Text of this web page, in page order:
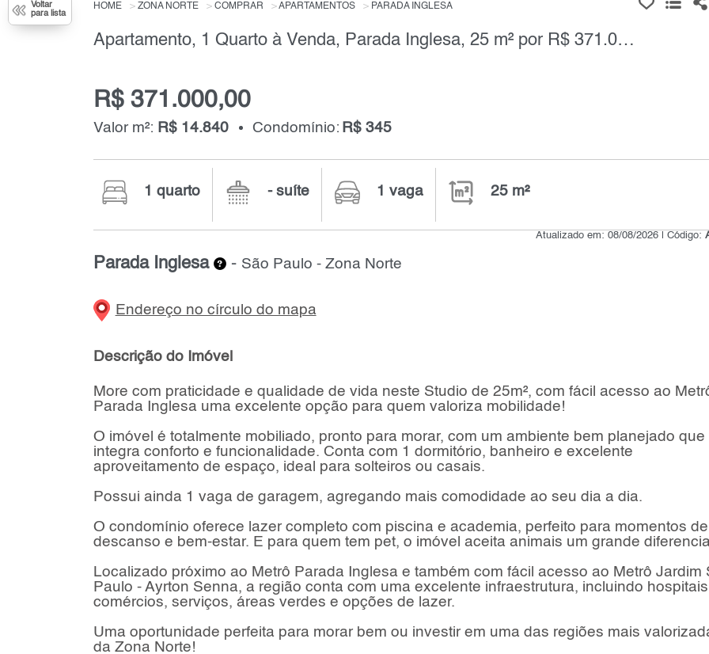
Voltar
para lista
HOME ZONA NORTE COMPRAR APARTAMENTOS PARADA INGLESA
Apartamento, 1 Quarto à Venda, Parada Inglesa, 25 m² por R$ 371.000,00
R$ 371.000,00
Valor m²: R$ 14.840 Condomínio: R$ 345
1 quarto - suíte 1 vaga 25 m²
Atualizado em: 08/08/2026 | Código:
Parada Inglesa - São Paulo - Zona Norte
Endereço no círculo do mapa
Descrição do Imóvel
More com praticidade e qualidade de vida neste Studio de 25m², com fácil acesso ao
Parada Inglesa uma excelente opção para quem valoriza mobilidade!
O imóvel é totalmente mobiliado, pronto para morar, com um ambiente bem planejado que
integra conforto e funcionalidade. Conta com 1 dormitório, banheiro e excelente
aproveitamento de espaço, ideal para solteiros ou casais.
Possui ainda 1 vaga de garagem, agregando mais comodidade ao seu dia a dia.
O condomínio oferece lazer completo com piscina e academia, perfeito para momentos de
descanso e bem-estar. E para quem tem pet, o imóvel aceita animais um grande
Localizado próximo ao Metrô Parada Inglesa e também com fácil acesso ao Metrô Jardim
Paulo - Ayrton Senna, a região conta com uma excelente infraestrutura, incluindo
comércios, serviços, áreas verdes e opções de lazer.
Uma oportunidade perfeita para morar bem ou investir em uma das regiões mais
da Zona Norte!